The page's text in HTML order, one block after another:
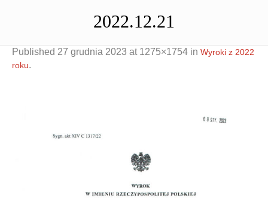
Negocjacje z wierzycielami
Doradztwo & konsulting
2022.12.21
Published 27 grudnia 2023 at 1275×1754 in Wyroki z 2022
roku.